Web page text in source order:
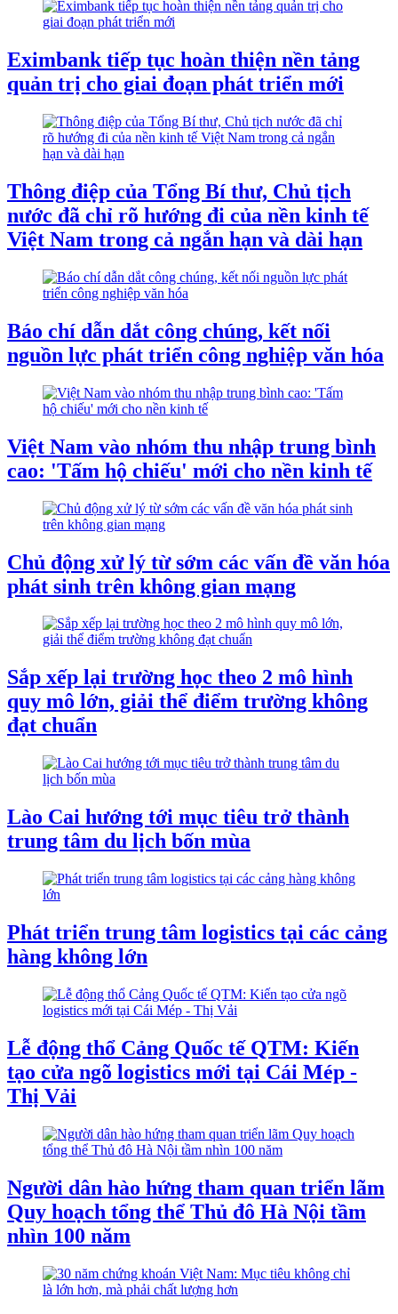
Eximbank tiếp tục hoàn thiện nền tảng
quản trị cho giai đoạn phát triển mới
Thông điệp của Tổng Bí thư, Chủ tịch
nước đã chỉ rõ hướng đi của nền kinh tế
Việt Nam trong cả ngắn hạn và dài hạn
Báo chí dẫn dắt công chúng, kết nối
nguồn lực phát triển công nghiệp văn hóa
Việt Nam vào nhóm thu nhập trung bình
cao: 'Tấm hộ chiếu' mới cho nền kinh tế
Chủ động xử lý từ sớm các vấn đề văn hóa
phát sinh trên không gian mạng
Sắp xếp lại trường học theo 2 mô hình
quy mô lớn, giải thể điểm trường không
đạt chuẩn
Lào Cai hướng tới mục tiêu trở thành
trung tâm du lịch bốn mùa
Phát triển trung tâm logistics tại các cảng
hàng không lớn
Lễ động thổ Cảng Quốc tế QTM: Kiến
tạo cửa ngõ logistics mới tại Cái Mép -
Thị Vải
Người dân hào hứng tham quan triển lãm
Quy hoạch tổng thể Thủ đô Hà Nội tầm
nhìn 100 năm